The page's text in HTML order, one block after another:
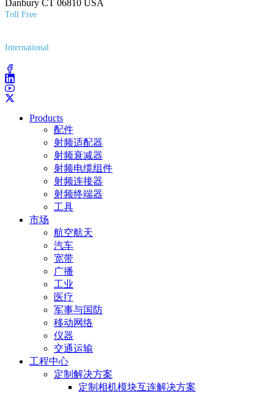
Danbury CT 06810 USA
Toll Free
International
Products
配件
射频适配器
射频衰减器
射频电缆组件
射频连接器
射频终端器
工具
市场
航空航天
汽车
宽带
广播
工业
医疗
军事与国防
移动网络
仪器
交通运输
工程中心
定制解决方案
定制相机模块互连解决方案